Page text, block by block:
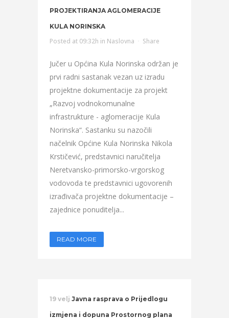
PROJEKTIRANJA AGLOMERACIJE
KULA NORINSKA
Posted at 09:32h in Naslovna Share
Jučer u Općina Kula Norinska održan je
prvi radni sastanak vezan uz izradu
projektne dokumentacije za projekt
„Razvoj vodnokomunalne
infrastrukture - aglomeracije Kula
Norinska“. Sastanku su nazočili
načelnik Općine Kula Norinska Nikola
Krstičević, predstavnici naručitelja
Neretvansko-primorsko-vrgorskog
vodovoda te predstavnici ugovorenih
izrađivača projektne dokumentacije –
zajednice ponuditelja...
READ MORE
19 velj Javna rasprava o Prijedlogu
izmjena i dopuna Prostornog plana